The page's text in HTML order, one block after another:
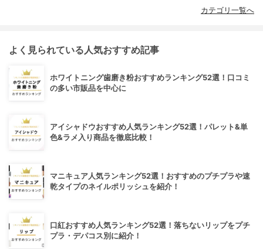
カテゴリ一覧へ
よく見られている人気おすすめ記事
ホワイトニング歯磨き粉おすすめランキング52選！口コミ
の多い市販品を中心に
アイシャドウおすすめ人気ランキング52選！パレット&単
色&ラメ入り商品を徹底比較！
マニキュア人気ランキング52選！おすすめのプチプラや速
乾タイプのネイルポリッシュを紹介！
口紅おすすめ人気ランキング52選！落ちないリップをプチ
プラ・デパコス別に紹介！